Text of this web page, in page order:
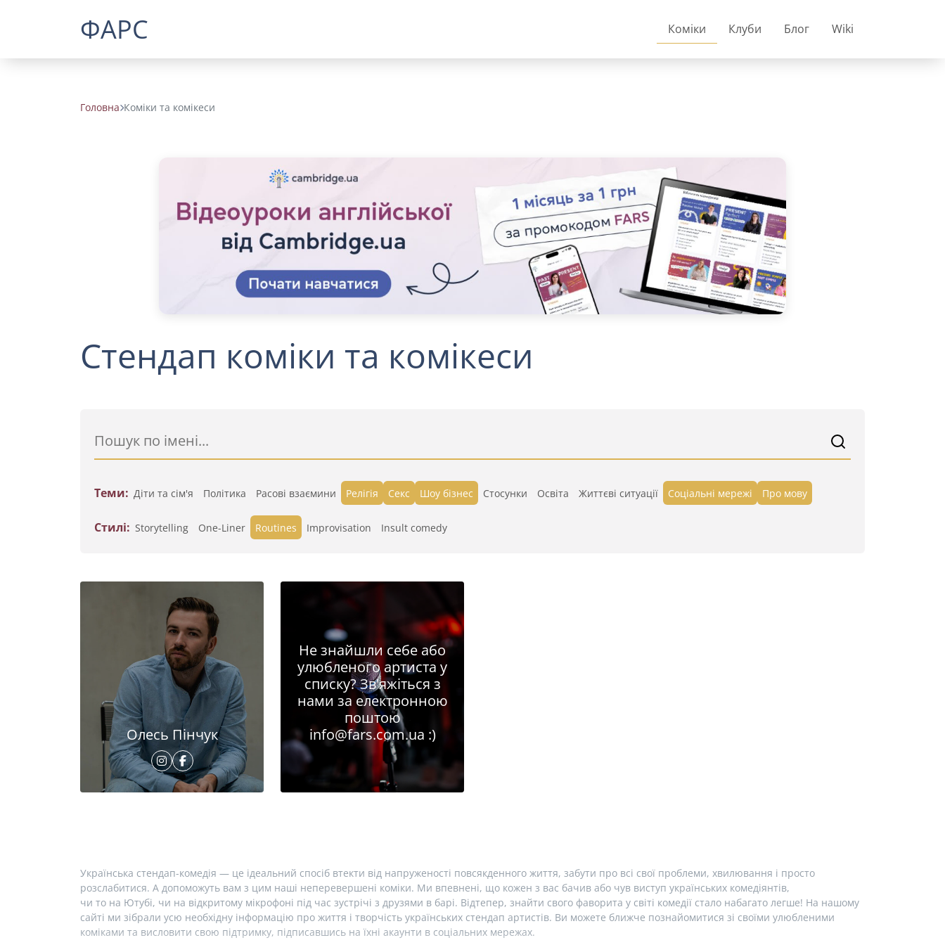
ФАРС Коміки Клуби Блог Wiki
Головна Коміки та комікеси
Стендап коміки та комікеси
Теми: Діти та сім'я Політика Расові взаємини Релігія Секс Шоу бізнес Стосунки Освіта Життєві ситуації Cоціальні мережі Про мову
Стилі: Storytelling One-Liner Routines Improvisation Insult comedy
Олесь Пінчук
Не знайшли себе або
улюбленого артиста у
списку? Зв'яжіться з
нами за електронною
поштою
info@fars.com.ua :)
Українська стендап-комедія — це ідеальний спосіб втекти від напруженості повсякденного життя, забути про всі свої проблеми, хвилювання і просто
розслабитися. А допоможуть вам з цим наші неперевершені коміки. Ми впевнені, що кожен з вас бачив або чув виступ українських комедіянтів,
чи то на Ютубі, чи на відкритому мікрофоні під час зустрічі з друзями в барі. Відтепер, знайти свого фаворита у світі комедії стало набагато легше! На нашому
сайті ми зібрали усю необхідну інформацію про життя і творчість українських стендап артистів. Ви можете ближче познайомитися зі своїми улюбленими
коміками та висловити свою підтримку, підписавшись на їхні акаунти в соціальних мережах.